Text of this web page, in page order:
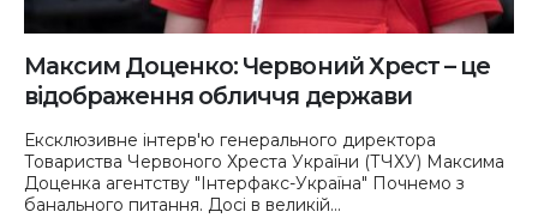
Максим Доценко: Червоний Хрест – це
відображення обличчя держави
Ексклюзивне інтерв'ю генерального директора
Товариства Червоного Хреста України (ТЧХУ) Максима
Доценка агентству "Інтерфакс-Україна" Почнемо з
банального питання. Досі в великій...